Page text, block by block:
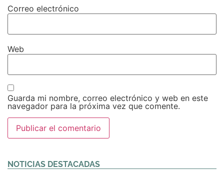
Correo electrónico
Web
Guarda mi nombre, correo electrónico y web en este
navegador para la próxima vez que comente.
NOTICIAS DESTACADAS